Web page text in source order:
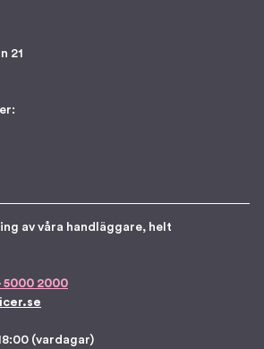
21
av våra handläggare, helt
5000 2000
(vardagar)